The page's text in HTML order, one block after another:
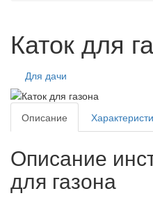
Каток для
Для дачи
Описание
Описание
для газона